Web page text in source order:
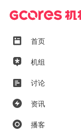
首页
机组
讨论
资讯
播客